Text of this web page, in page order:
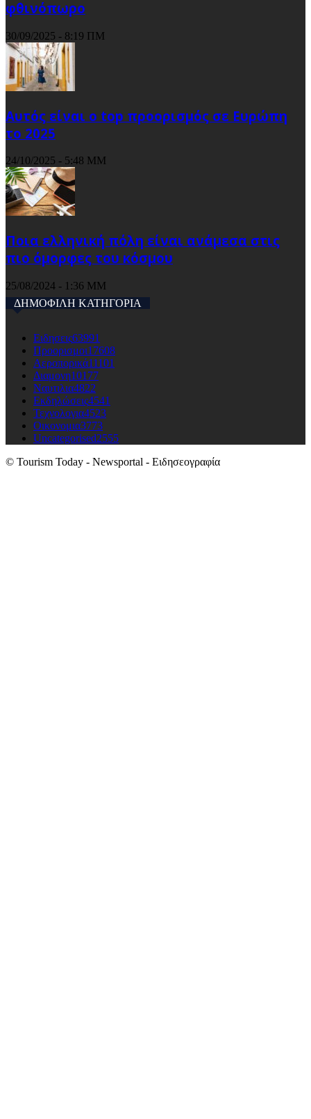
φθινόπωρο
30/09/2025 - 8:19 ΠΜ
Αυτός είναι ο top προορισμός σε Ευρώπη
το 2025
24/10/2025 - 5:48 ΜΜ
Ποια ελληνική πόλη είναι ανάμεσα στις
πιο όμορφες του κόσμου
25/08/2024 - 1:36 ΜΜ
ΔΗΜΟΦΙΛΗ ΚΑΤΗΓΟΡΙΑ
Ειδησεις63991
Προορισμοι17608
Αεροπορικά11101
Διαμονη10177
Ναυτιλια4822
Εκδηλώσεις4541
Τεχνολογια4523
Οικονομια3773
Uncategorised2555
© Tourism Today - Newsportal - Ειδησεογραφία